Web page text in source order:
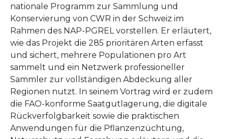
nationale Programm zur Sammlung und
Konservierung von CWR in der Schweiz im
Rahmen des NAP-PGREL vorstellen. Er erläutert,
wie das Projekt die 285 prioritären Arten erfasst
und sichert, mehrere Populationen pro Art
sammelt und ein Netzwerk professioneller
Sammler zur vollständigen Abdeckung aller
Regionen nutzt. In seinem Vortrag wird er zudem
die FAO-konforme Saatgutlagerung, die digitale
Rückverfolgbarkeit sowie die praktischen
Anwendungen für die Pflanzenzüchtung,